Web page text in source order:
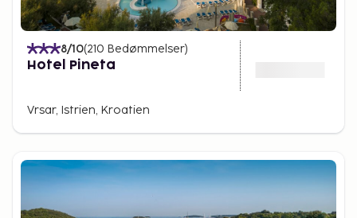
8/10(210 Bedømmelser)
Hotel Pineta
Vrsar, Istrien, Kroatien